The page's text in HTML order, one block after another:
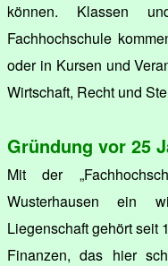
können. Klassen
Fachhochschule
oder in Kursen und
Wirtschaft, Recht und
Gründung vor 25
Mit der
Wusterhausen ein
Liegenschaft gehört seit
Finanzen, das hier